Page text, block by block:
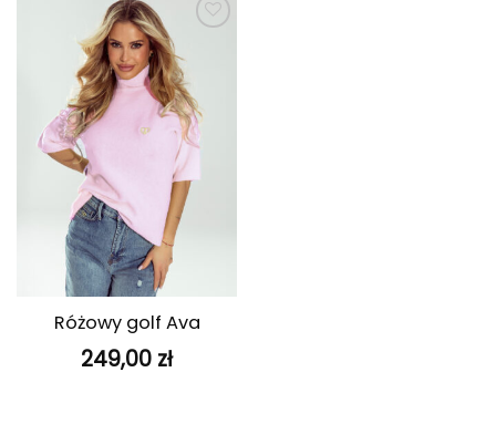
Dodaj do
ulubionych
Różowy golf Ava
249,00 zł